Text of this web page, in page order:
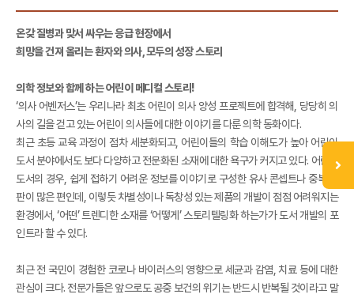
온갖 질병과 맞서 싸우는 응급 현장에서
희망을 건져 올리는 환자와 의사, 모두의 성장 스토리
의학 정보와 함께 하는 어린이 메디컬 스토리!
‘의사 어벤저스’는 우리나라 최초 어린이 의사 양성 프로젝트에 합격해, 당당히 의
사의 길을 걷고 있는 어린이 의사들에 대한 이야기를 다룬 의학 동화이다.
최근 초등 교육 과정이 점차 세분화되고, 어린이들의 학습 이해도가 높아 어린이
도서 분야에서도 보다 다양하고 전문화된 소재에 대한 욕구가 커지고 있다. 어린이
도서의 경우, 쉽게 접하기 어려운 정보를 이야기로 구성한 유사 콘셉트나 중복 출
판이 많은 편인데, 이렇듯 차별성이나 독창성 있는 제품의 개발이 점점 어려워지는
환경에서, ‘어떤’ 트렌디한 소재를 ‘어떻게’ 스토리텔링화 하는가가 도서 개발의 포
인트라 할 수 있다.
최근 전 국민이 경험한 코로나 바이러스의 영향으로 세균과 감염, 치료 등에 대한
관심이 크다. 전문가들은 앞으로도 공중 보건의 위기는 반드시 반복될 것이라고 말